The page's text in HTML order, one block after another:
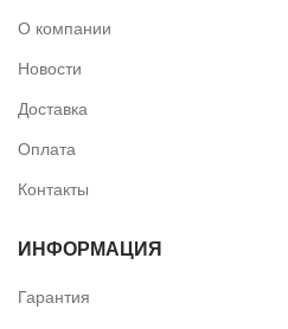
О компании
Новости
Доставка
Оплата
Контакты
ИНФОРМАЦИЯ
Гарантия